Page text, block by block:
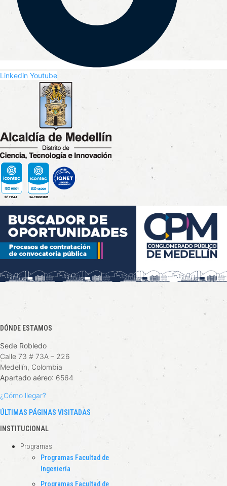
Linkedin Youtube
DÓNDE ESTAMOS
Sede Robledo
Calle 73 # 73A – 226
Medellín, Colombia
Apartado aéreo: 6564
¿Cómo llegar?
ÚLTIMAS PÁGINAS VISITADAS
INSTITUCIONAL
Programas
Programas Facultad de
Ingeniería
Programas Facultad de